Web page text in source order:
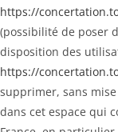
https://
(possibilité de poser
disposition des
https://
supprimer, sans
dans cet espace qui